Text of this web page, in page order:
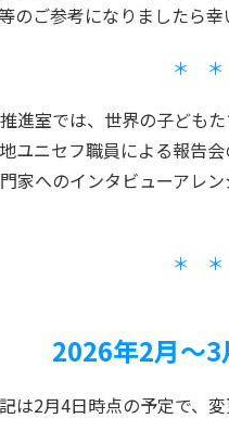
ご参考になりましたら幸
＊
進室では、世界の子ども
ユニセフ職員による報告
へのインタビューアレン
＊
2026年2月～
は2月4日時点の予定で、変